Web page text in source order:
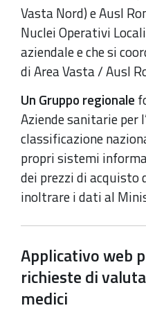
Vasta Nord) e Ausl
Nuclei Operativi
aziendale e che si
di Area Vasta / Ausl
Un Gruppo regionale
Aziende sanitarie per
classificazione
propri sistemi
dei prezzi di
inoltrare i dati al
Applicativo web
richieste di
medici